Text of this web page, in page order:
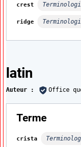
crest Afficher
ridge Afficher
latin
Auteur : Office
Terme:
crista Afficher